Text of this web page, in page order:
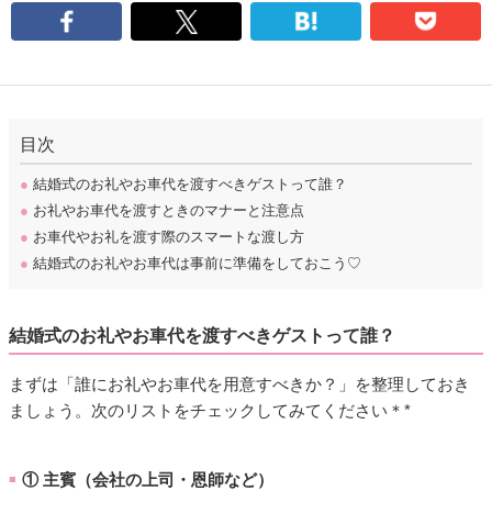
目次
● 結婚式のお礼やお車代を渡すべきゲストって誰？
● お礼やお車代を渡すときのマナーと注意点
● お車代やお礼を渡す際のスマートな渡し方
● 結婚式のお礼やお車代は事前に準備をしておこう♡
結婚式のお礼やお車代を渡すべきゲストって誰？
まずは「誰にお礼やお車代を用意すべきか？」を整理しておき
ましょう。次のリストをチェックしてみてください＊*
■ ① 主賓（会社の上司・恩師など）